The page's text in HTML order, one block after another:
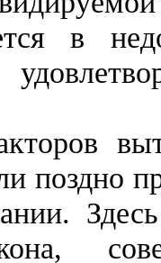
в
поздно